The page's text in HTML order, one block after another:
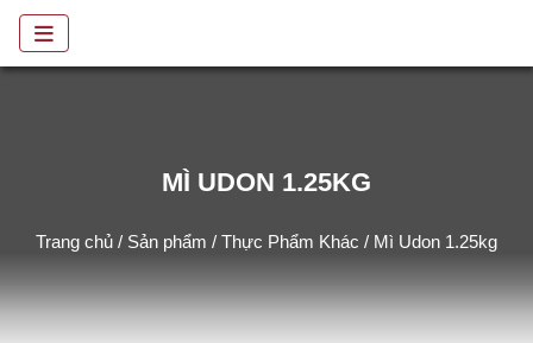
MÌ UDON 1.25KG
Trang chủ / Sản phẩm / Thực Phẩm Khác / Mì Udon 1.25kg